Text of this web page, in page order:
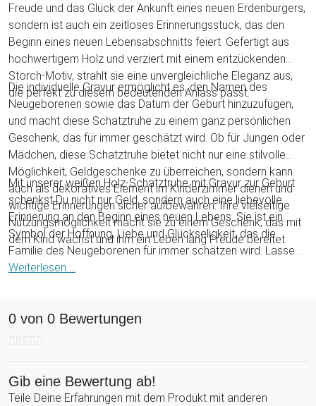
Freude und das Glück der Ankunft eines neuen Erdenbürgers,
sondern ist auch ein zeitloses Erinnerungsstück, das den
Beginn eines neuen Lebensabschnitts feiert. Gefertigt aus
hochwertigem Holz und verziert mit einem entzückenden
Storch-Motiv, strahlt sie eine unvergleichliche Eleganz aus,
die perfekt zu diesem bedeutenden Anlass passt.
Die individuelle Gravur ermöglicht es, den Namen des
Neugeborenen sowie das Datum der Geburt hinzuzufügen,
und macht diese Schatztruhe zu einem ganz persönlichen
Geschenk, das für immer geschätzt wird. Ob für Jungen oder
Mädchen, diese Schatztruhe bietet nicht nur eine stilvolle
Möglichkeit, Geldgeschenke zu überreichen, sondern kann
auch als dekoratives Element im Kinderzimmer dienen und
wichtige Erinnerungen sicher aufbewahren. Ihre vielseitige
Nutzungsmöglichkeit macht sie zu einem Geschenk, das mit
dem Kind wächst und ihm ein Leben lang Freude bereitet.
Mit unserer weißen Holz-Schatztruhe mit Gravur zur Geburt
schenkst Du nicht nur Geld, sondern auch eine liebevolle
Erinnerung an den Beginn eines neuen Lebens. Sie ist ein
Symbol der Hoffnung, Liebe und Glückseligkeit, das die
Familie des Neugeborenen für immer schätzen wird. Lasse
dieses besondere Geschenk zu einem unvergesslichen Teil
Weiterlesen ...
0 von 0 Bewertungen
Gib eine Bewertung ab!
Teile Deine Erfahrungen mit dem Produkt mit anderen